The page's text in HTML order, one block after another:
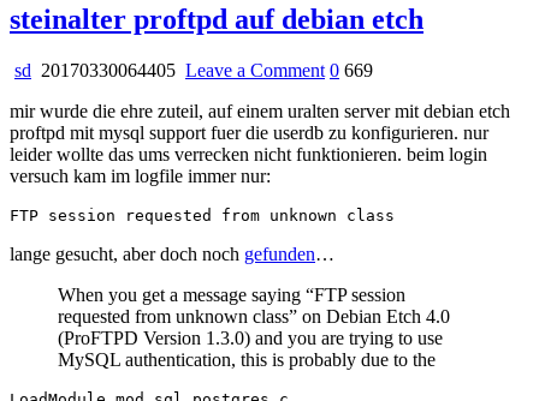
steinalter proftpd auf debian etch
sd 20170330064405 Leave a Commenton
proftpd
auf
debian
0 669
mir wurde die ehre zuteil, auf einem uralten server mit debian etch
proftpd mit mysql support fuer die userdb zu konfigurieren. nur
leider wollte das ums verrecken nicht funktionieren. beim login
versuch kam im logfile immer nur:
lange gesucht, aber doch noch gefunden…
When you get a message saying “FTP session
requested from unknown class” on Debian Etch 4.0
(ProFTPD Version 1.3.0) and you are trying to use
MySQL authentication, this is probably due to the